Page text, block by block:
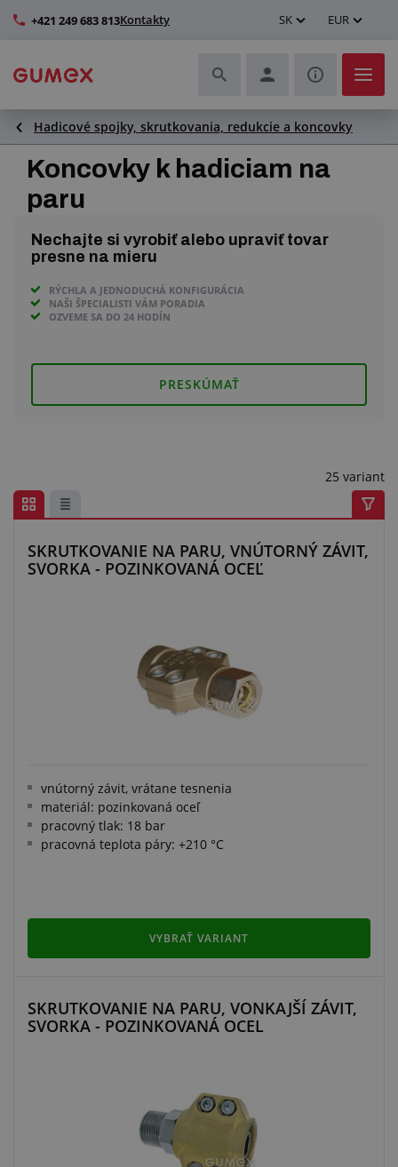
+421 249 683 813Kontakty SK EUR
Hadice a ich kompletizácia
Profily a výroba tesnení
Lepšie pracovné prostredie
Ďalšie gumové a plastové výrobky
Centrum dopytov
O nás a kariéra
Hadicové spojky, skrutkovania, redukcie a koncovky
Koncovky k hadiciam na
paru
Nechajte si vyrobiť alebo upraviť tovar
presne na mieru
RÝCHLA A JEDNODUCHÁ KONFIGURÁCIA
NAŠI ŠPECIALISTI VÁM PORADIA
OZVEME SA DO 24 HODÍN
PRESKÚMAŤ
25 variant
SKRUTKOVANIE NA PARU, VNÚTORNÝ ZÁVIT,
SVORKA - POZINKOVANÁ OCEĽ
vnútorný závit, vrátane tesnenia
materiál: pozinkovaná oceľ
pracovný tlak: 18 bar
pracovná teplota páry: +210 °C
VYBRAŤ VARIANT
SKRUTKOVANIE NA PARU, VONKAJŠÍ ZÁVIT,
SVORKA - POZINKOVANÁ OCEL